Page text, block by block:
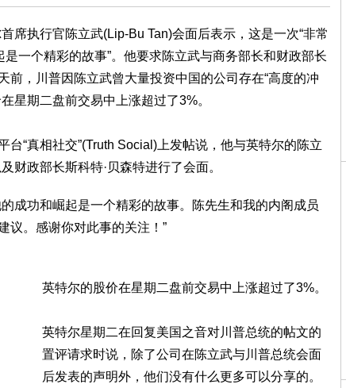
席执行官陈立武(Lip-Bu Tan)会面后表示，这是一次“非常
是一个精彩的故事”。他要求陈立武与商务部长和财政部长
前，川普因陈立武曾大量投资中国的公司存在“高度的冲
星期二盘前交易中上涨超过了3%。
台“真相社交”(Truth Social)上发帖说，他与英特尔的陈立
财政部长斯科特·贝森特进行了会面。
成功和崛起是一个精彩的故事。陈先生和我的内阁成员
议。感谢你对此事的关注！”
英特尔的股价在星期二盘前交易中上涨超过了3%。
英特尔星期二在回复美国之音对川普总统的帖文的
置评请求时说，除了公司在陈立武与川普总统会面
后发表的声明外，他们没有什么更多可以分享的。